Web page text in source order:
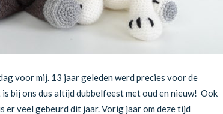
voor mij. 13 jaar geleden werd precies voor de
bij ons dus altijd dubbelfeest met oud en nieuw! Ook
er veel gebeurd dit jaar. Vorig jaar om deze tijd